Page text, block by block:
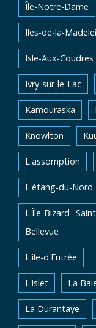
Île-Notre-Dame
Iles-de-la-
Isle-Aux-Coudres
Ivry-sur-le-Lac
Kamouraska
Knowlton
L'assomption
L'étang-du-Nord
L'Île-Bizard--
Bellevue
L'ile-d'Entrée
L'islet La
La Durantaye